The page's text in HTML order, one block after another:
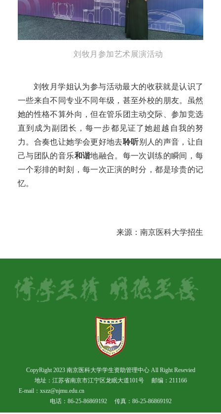
刘牧月参加艺术展演活动
刘牧月学姐认为参与活动最大的收获就是认识了
一些来自不同专业不同年级 ，甚至外校的朋友。虽然
她的性格不算外向，但在管乐团主动交际 、参加竞选
直到成为副团长 ，每一步都见证了她超越自我的努
力。 合奏也让她学会更好地去聆听别人的声音，让自
己与团队的音乐和谐地融合。每一次训练的瞬间，每
一个彩排的时刻，每一次正演的时分，都是珍贵的记
忆。
来源：南京医科大学招生
CopyRight 2023 南京医科大学学生资助管理中心 All Right Resevied
地址：江苏省南京市江宁区龙眠大道101号
邮编：211166
E-mail：xszz@njmu.edu.cn
电话：86-25-86869192
传真：86-25-86869192